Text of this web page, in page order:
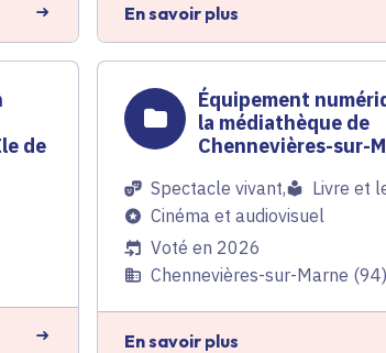
En savoir plus
de
Équipement
la médiathèque de
Chennevières-sur-
Spectacle vivant, Livre et
Cinéma et audiovisuel
Voté en 2026
Chennevières-sur-Marne (94)
En savoir plus